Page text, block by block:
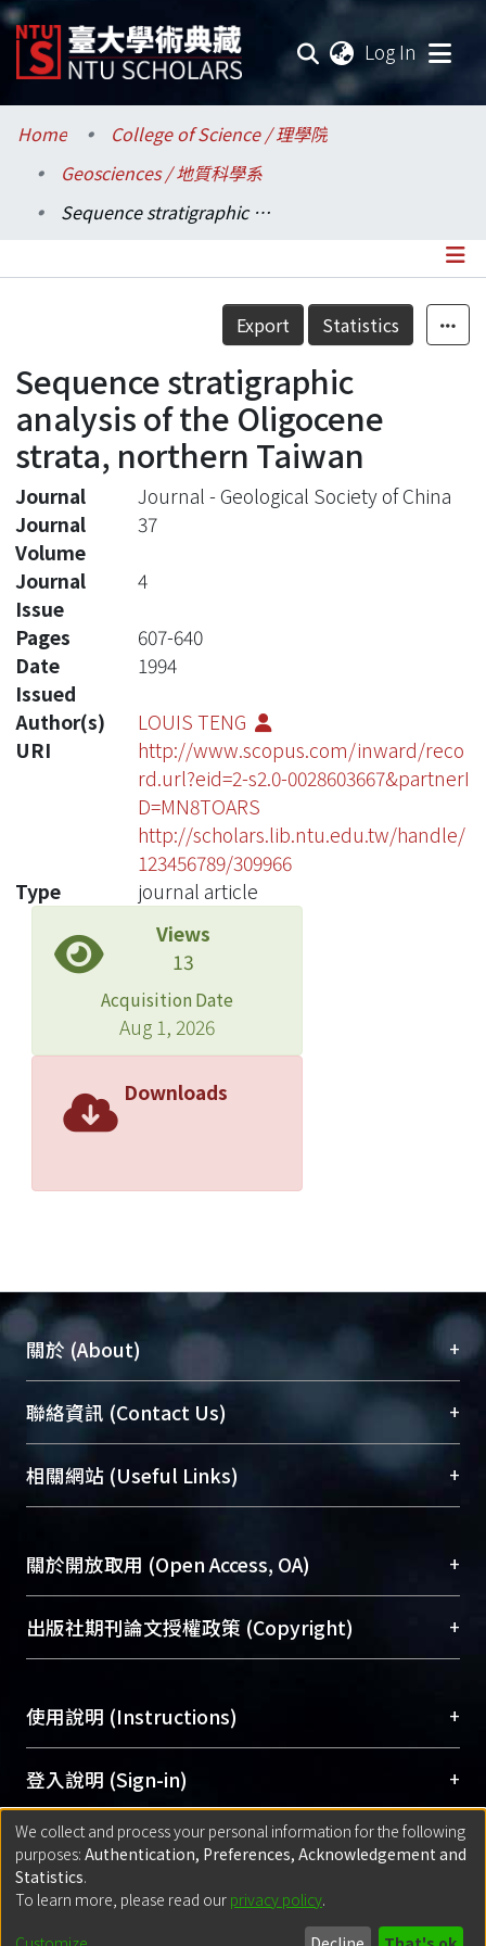
Log In
Communities & Collections
Research Outputs
Statistics
Home
College of Science / 理學院
Geosciences / 地質科學系
Sequence stratigraphic analysis of the Oligocene strata, northern Taiwan
Details
Export Statistics
Sequence stratigraphic
analysis of the Oligocene
strata, northern Taiwan
Journal
Journal - Geological Society of China
Journal
Volume
37
Journal
Issue
4
Pages
607-640
Date
Issued
1994
Author(s)
LOUIS TENG
URI
http://www.scopus.com/inward/reco
rd.url?eid=2-s2.0-0028603667&partnerI
D=MN8TOARS
http://scholars.lib.ntu.edu.tw/handle/
123456789/309966
Type
journal article
Views
13
Acquisition Date
Aug 1, 2026
Downloads
關於 (About) +
臺大位居世界頂尖大學之列，為永久珍藏及向國際
展現本校豐碩的研究成果及學術能量，圖書館整合
機構典藏（NTUR）與學術庫（AH）不同功能平
台，成為臺大學術典藏NTU scholars。期能整合研
成果。
To permanently archive and promote researcher
profiles and scholarly works, Library integrates the
services of “NTU Repository” with “Academic
聯絡資訊 (Contact Us) +
總館學科館員(Main Library)
醫學圖書館學科館員(Medical Library)
Sciences Library)
相關網站 (Useful Links) +
關於開放取用 (Open Access, OA) +
開放取用是從使用者角度提升資訊取用性的社會運
動，應用在學術研究上是透過將研究著作公開供使
用逐年攀升。同時可加速研究發展、提升研究影響
Archive）平台。 （點選深入了解OA）
出版社期刊論文授權政策 (Copyright) +
含部分內容的版權非匯入者所有，或由第三方贊
助與合作完成，請確認該版權所有者及第三方同
意提供此授權。
Please represent that the submission is your
original work, and that you have the right to
grant the rights to upload.
若欲上傳已出版的全文電子檔，可使用
policy finder
網站查詢，以確認出版單位之版權
使用說明 (Instructions) +
網站簡介(Quickstart Guide)
使用手冊(Instruction Manual)
線上預約服務(Booking Service)
登入說明 (Sign-in) +
方案一：臺灣大學計算機中心帳號登入
(With C&INC Email Account)
方案二：ORCID帳號登入(With ORCID)
匯入著作 (Submission) +
方案一：定期更新ORCID者，以ID匯入
for identifier (ORCID))
Built withDSpace-CRIS software - Extension maintained and optimized
We collect and process your personal information for the following
purposes: Authentication, Preferences, Acknowledgement and
Statistics.
To learn more, please read our privacy policy.